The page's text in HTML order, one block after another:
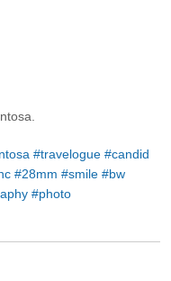
#travelogue #candid
#28mm #smile #bw
#photo